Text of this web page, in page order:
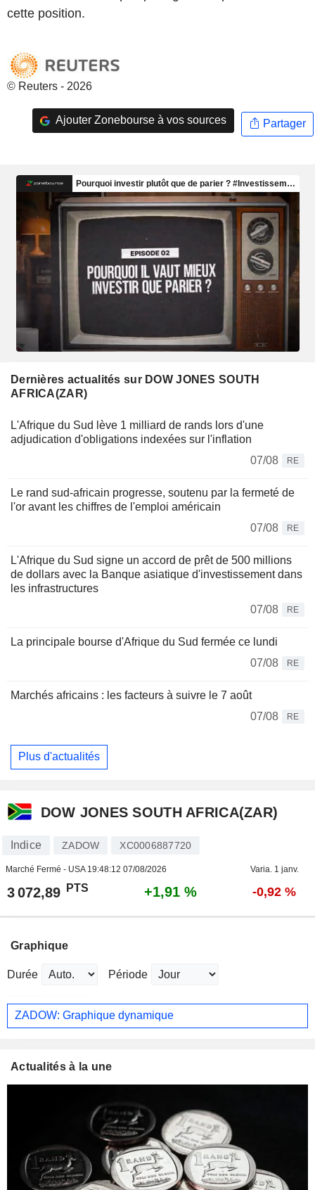
cette position.
© Reuters - 2026
Ajouter Zonebourse à vos sources Partager
Dernières actualités sur DOW JONES SOUTH
AFRICA(ZAR)
L'Afrique du Sud lève 1 milliard de rands lors d'une
adjudication d'obligations indexées sur l'inflation
07/08
RE
Le rand sud-africain progresse, soutenu par la fermeté de
l'or avant les chiffres de l'emploi américain
07/08
RE
L'Afrique du Sud signe un accord de prêt de 500 millions
de dollars avec la Banque asiatique d'investissement dans
les infrastructures
07/08
RE
La principale bourse d'Afrique du Sud fermée ce lundi
07/08
RE
Marchés africains : les facteurs à suivre le 7 août
07/08
RE
Plus d'actualités
DOW JONES SOUTH AFRICA(ZAR)
Indice ZADOW XC0006887720
Marché Fermé - USA 19:48:12 07/08/2026 Varia. 1 janv.
3 072,89 PTS +1,91 % -0,92 %
Graphique
Durée Période
ZADOW: Graphique dynamique
Actualités à la une